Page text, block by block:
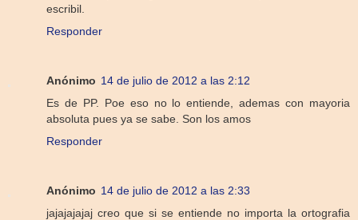
escribil.
Responder
Anónimo 14 de julio de 2012 a las 2:12
Es de PP. Poe eso no lo entiende, ademas con mayoria
absoluta pues ya se sabe. Son los amos
Responder
Anónimo 14 de julio de 2012 a las 2:33
jajajajajaj creo que si se entiende no importa la ortografia